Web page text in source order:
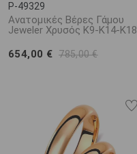
P-49329
Ανατομικές Βέρες Γάμου
Jeweler Χρυσός Κ9-Κ14-Κ18
654,00 € 785,00 €